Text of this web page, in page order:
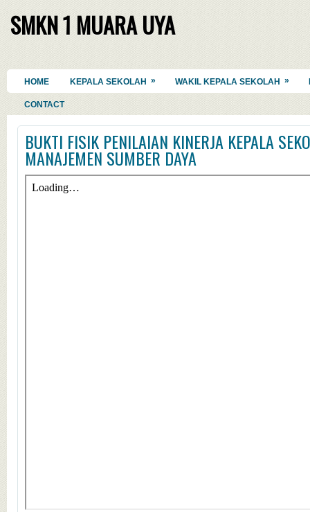
SMKN 1 MUARA UYA
HOME KEPALA SEKOLAH » WAKIL KEPALA SEKOLAH »
CONTACT
BUKTI FISIK PENILAIAN KINERJA KEPALA
MANAJEMEN SUMBER DAYA